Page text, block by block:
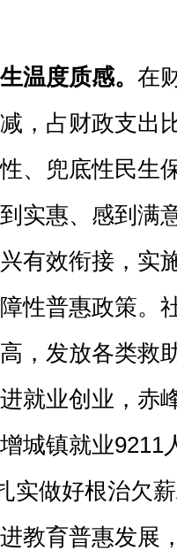
温度质感。 在
，占财政支出
、兜底性民生
实惠、感到满
有效衔接，实
性普惠政策。
，发放各类救
就业创业，赤
城镇就业9211
实做好根治欠
教育普惠发展